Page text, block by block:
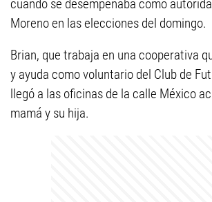
cuando se desempeñaba como
Moreno en las elecciones del domingo.
Brian, que trabaja en una cooperativa
y ayuda como voluntario del Club de
llegó a las oficinas de la calle México
mamá y su hija.